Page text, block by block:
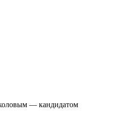
— кандидатом